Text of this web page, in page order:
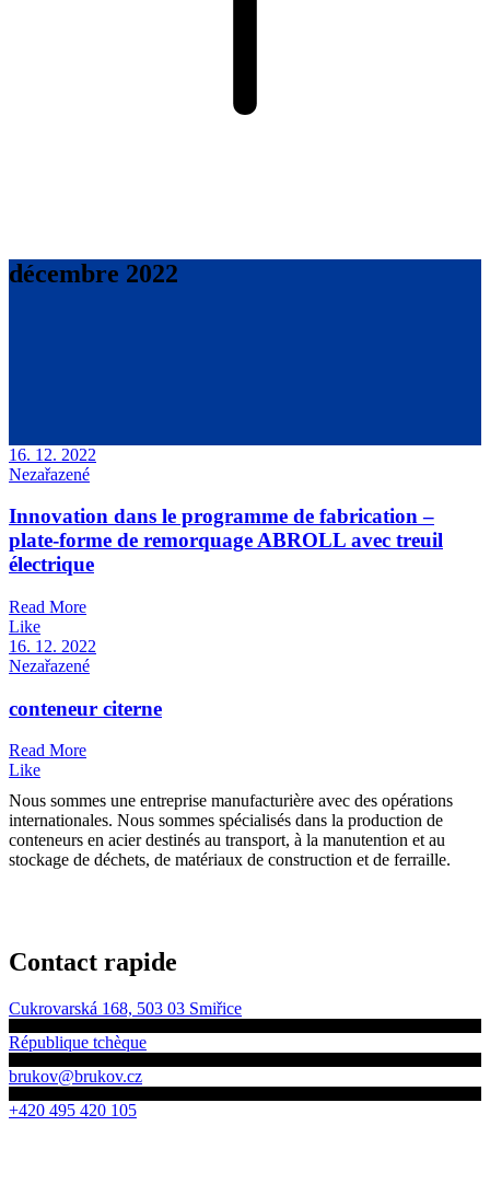
décembre 2022
16. 12. 2022
Nezařazené
Innovation dans le programme de fabrication –
plate-forme de remorquage ABROLL avec treuil
électrique
Read More
Like
16. 12. 2022
Nezařazené
conteneur citerne
Read More
Like
Nous sommes une entreprise manufacturière avec des opérations
internationales. Nous sommes spécialisés dans la production de
conteneurs en acier destinés au transport, à la manutention et au
stockage de déchets, de matériaux de construction et de ferraille.
Contact rapide
Cukrovarská 168, 503 03 Smiřice
République tchèque
brukov@brukov.cz
+420 495 420 105